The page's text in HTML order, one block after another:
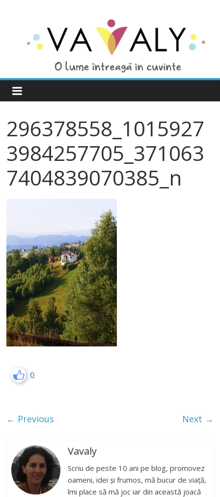
296378558_1015927
3984257705_371063
7404839070385_n
0
← Previous Next →
Vavaly
Scriu de peste 10 ani pe blog, promovez
oameni, idei și frumos, mă bucur de viață,
îmi place să mă joc iar din această joacă